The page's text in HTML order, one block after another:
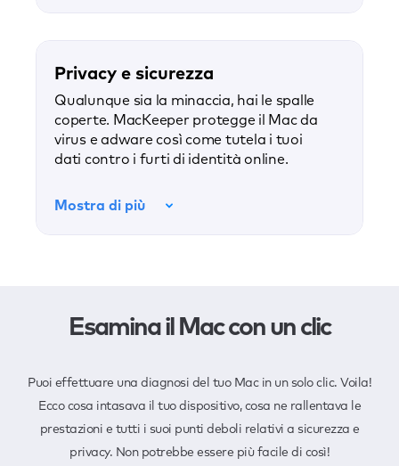
Privacy e sicurezza
Qualunque sia la minaccia, hai le spalle
coperte. MacKeeper protegge il Mac da
virus e adware così come tutela i tuoi
dati contro i furti di identità online.
Mostra di più
Esamina il Mac con un clic
Puoi effettuare una diagnosi del tuo Mac in un solo clic. Voila!
Ecco cosa intasava il tuo dispositivo, cosa ne rallentava le
prestazioni e tutti i suoi punti deboli relativi a sicurezza e
privacy. Non potrebbe essere più facile di così!